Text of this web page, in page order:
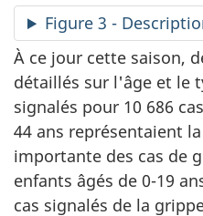
Figure 3 -
À ce jour cette saison,
détaillés sur l'âge et le
signalés pour 10 686
44 ans représentaient
importante des cas de
enfants âgés de 0-19
cas signalés de la